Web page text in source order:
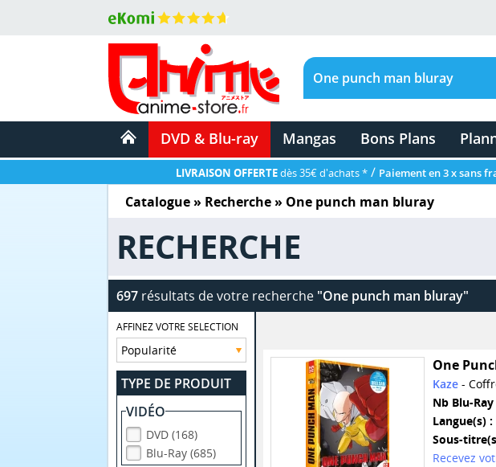
DVD & Blu-ray Mangas Bons Plans
LIVRAISON OFFERTEdès 35€ d'achats * / Paiement en 3 x sans
Catalogue» Recherche » One punch man bluray
RECHERCHE
697résultats de votre recherche "One punch man bluray"
AFFINEZ VOTRE SELECTION
TYPE DE PRODUIT
VIDÉO
DVD (168)
Blu-Ray (685)
One
Kaze-
Nb Blu-Ray
Langue(s) :
Sous-
Recevez